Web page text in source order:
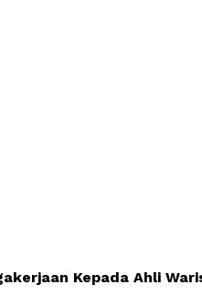
Kepada Ahli